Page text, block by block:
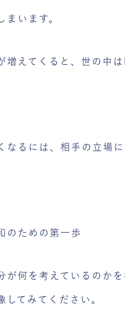
まいます。
増えてくると、世の中
なるには、相手の立場
ための第一歩
が何を考えているのか
してみてください。